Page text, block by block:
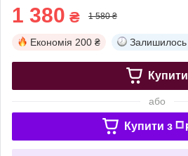
1 380 ₴ 1 580 ₴
Економія 200 ₴ Залишилось
Купити
або
Купити з